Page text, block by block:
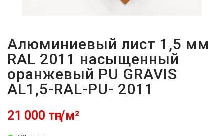
Алюминиевый лист 1,5 мм
RAL 2011 насыщенный
оранжевый PU GRAVIS
AL1,5-RAL-PU- 2011
21 000 тңг/м²